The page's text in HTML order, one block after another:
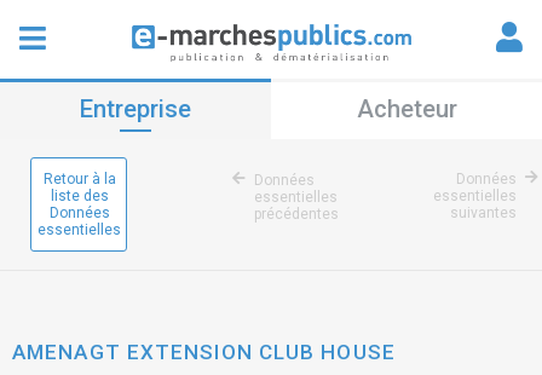
Entreprise Acheteur
Retour à la
liste des
Données
essentielles
Données
essentielles
précédentes
Données
essentielles
suivantes
AMENAGT EXTENSION CLUB HOUSE